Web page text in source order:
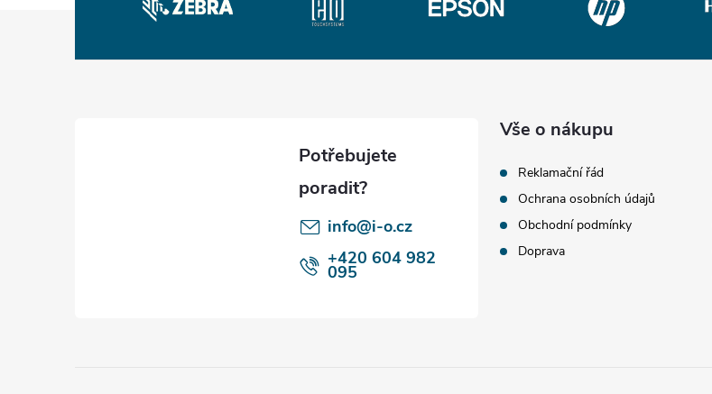
info@i-o.cz
+420 604 982
095
Vše o nákupu
Reklamační řád
Ochrana osobních údajů
Obchodní podmínky
Doprava